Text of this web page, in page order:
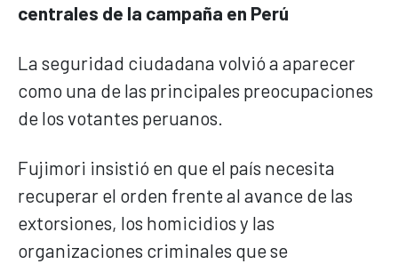
centrales de la campaña en Perú
La seguridad ciudadana volvió a aparecer
como una de las principales preocupaciones
de los votantes peruanos.
Fujimori insistió en que el país necesita
recuperar el orden frente al avance de las
extorsiones, los homicidios y las
organizaciones criminales que se